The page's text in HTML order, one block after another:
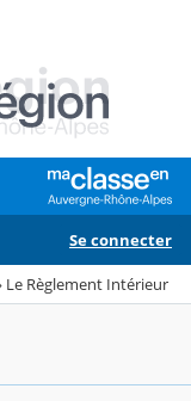
Se connecter
Le Règlement Intérieur